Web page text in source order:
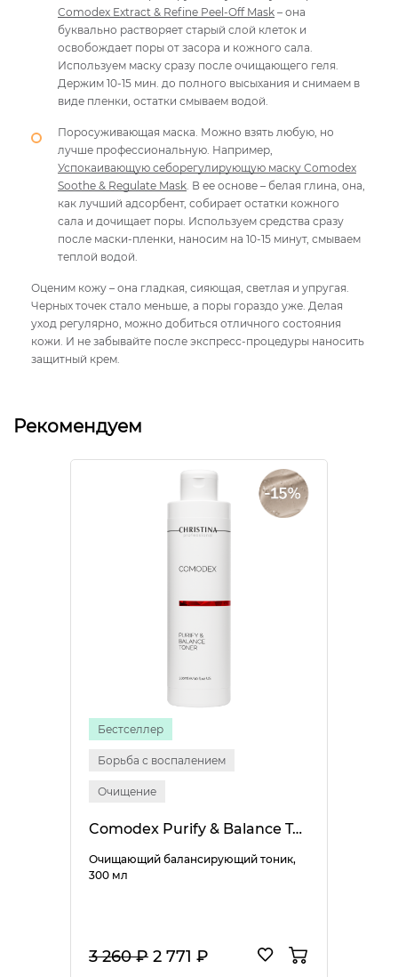
Comodex Extract & Refine Peel-Off Mask – она
буквально растворяет старый слой клеток и
освобождает поры от засора и кожного сала.
Используем маску сразу после очищающего геля.
Держим 10-15 мин. до полного высыхания и снимаем в
виде пленки, остатки смываем водой.
Поросуживающая маска. Можно взять любую, но
лучше профессиональную. Например,
Успокаивающую себорегулирующую маску Comodex
Soothe & Regulate Mask . В ее основе – белая глина, она,
как лучший адсорбент, собирает остатки кожного
сала и дочищает поры. Используем средства сразу
после маски-пленки, наносим на 10-15 минут, смываем
теплой водой.
Оценим кожу – она гладкая, сияющая, светлая и упругая.
Черных точек стало меньше, а поры гораздо уже. Делая
уход регулярно, можно добиться отличного состояния
кожи. И не забывайте после экспресс-процедуры наносить
защитный крем.
Рекомендуем
Бестселлер
Борьба с воспалением
Очищение
Comodex Purify & Balance Toner
Очищающий балансирующий тоник,
300 мл
3 260 ₽ 2 771 ₽